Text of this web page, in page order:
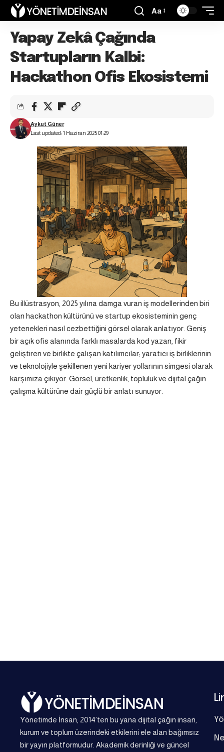
Aa
Yapay Zekâ Çağında
Startupların Kalbi:
Hackathon Ofis Ekosistemi
Last updated: 1 Haziran 2025 01:29
Aykut Güner
Bu illüstrasyon, 2025 yılına damga vuran iş modellerinden biri
olan hackathon kültürünü ve startup ekosisteminin genç
yetenekleri nasıl cezbettiğini görsel olarak anlatıyor. Geniş
bir açık ofis alanında farklı masalarda kod yazan, fikir
geliştiren ve birlikte çalışan katılımcılar; yaratıcı iş birliklerinin
ve teknolojiyle şekillenen yeni kariyer yollarının simgesi olarak
karşımıza çıkıyor. Görsel, üretkenlik, topluluk ve dijital çağın
çalışma kültürüne dair güçlü bir anlatı sunuyor.
Yönetimde İnsan, 2014’ten bu yana dijital çağın insan,
kurum ve toplum üzerindeki etkilerini ele alan bağımsız
bir yayın platformudur. Akademik derinliği ve güncel